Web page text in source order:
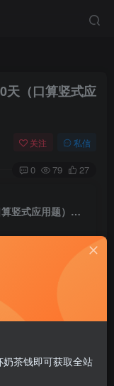
天（口算竖式应
关注 私信
0 79 27
二年级数学下寒假作业每日一练30天（口算竖式应用题）（30页）
奶茶钱即可获取全站